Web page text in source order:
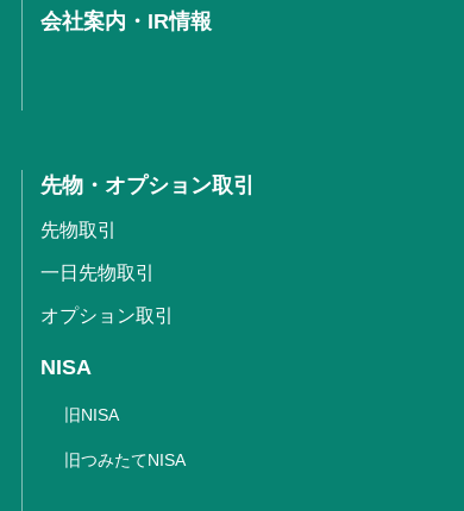
会社案内・IR情報
先物・オプション取引
先物取引
一日先物取引
オプション取引
NISA
旧NISA
旧つみたてNISA